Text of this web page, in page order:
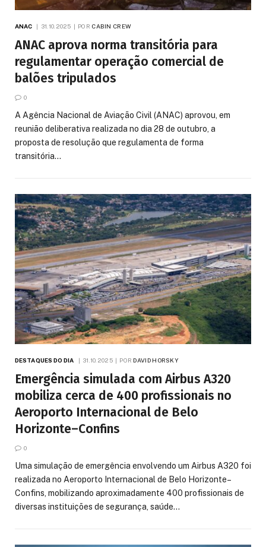
ANAC 31.10.2025 POR CABIN CREW
ANAC aprova norma transitória para
regulamentar operação comercial de
balões tripulados
0
A Agência Nacional de Aviação Civil (ANAC) aprovou, em
reunião deliberativa realizada no dia 28 de outubro, a
proposta de resolução que regulamenta de forma
transitória…
DESTAQUES DO DIA 31.10.2025 POR DAVID HORSKY
Emergência simulada com Airbus A320
mobiliza cerca de 400 profissionais no
Aeroporto Internacional de Belo
Horizonte–Confins
0
Uma simulação de emergência envolvendo um Airbus A320 foi
realizada no Aeroporto Internacional de Belo Horizonte–
Confins, mobilizando aproximadamente 400 profissionais de
diversas instituições de segurança, saúde…